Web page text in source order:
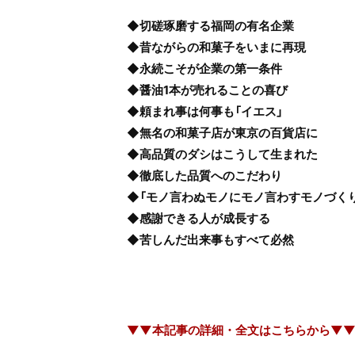
◆切磋琢磨する福岡の有名企業
◆昔ながらの和菓子をいまに再現
◆永続こそが企業の第一条件
◆醤油1本が売れることの喜び
◆頼まれ事は何事も「イエス」
◆無名の和菓子店が東京の百貨店に
◆高品質のダシはこうして生まれた
◆徹底した品質へのこだわり
◆「モノ言わぬモノにモノ言わすモノづく
◆感謝できる人が成長する
◆苦しんだ出来事もすべて必然
▼▼本記事の詳細・全文はこちらから▼▼